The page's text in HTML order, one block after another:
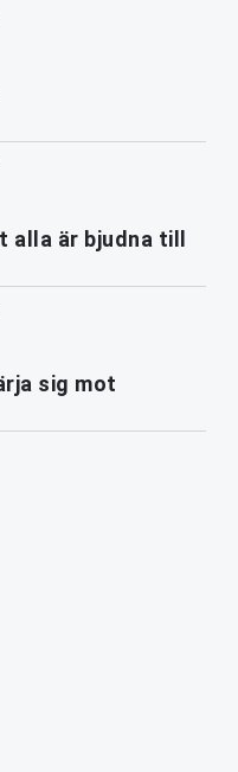
är bjudna till
sig mot